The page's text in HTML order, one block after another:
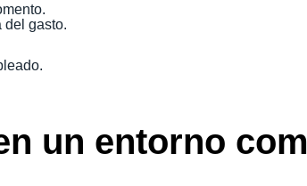
del gasto.
un entorno